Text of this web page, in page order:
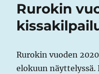
Rurokin
Rurokin vuoden
elokuun